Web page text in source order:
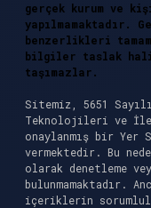
gerçek kurum ve
yapılmamaktadır.
benzerlikleri
bilgiler taslak
taşımazlar.
Sitemiz, 5651
Teknolojileri ve
onaylanmış bir Yer
vermektedir. Bu
olarak denetleme
bulunmamaktadır.
içeriklerin